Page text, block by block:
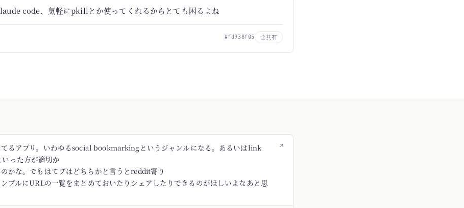
code、気軽にpkillとか使ってくれるからとても困るよね
#fd938f05 共有
↗
るアプリ。いわゆるsocial bookmarkingというジャンルになる。あるいはlink
った方が適切か
かな。でもはてブはどちらかと言うとreddit寄り
プルにURLの一覧をまとめておいたりシェアしたりできるのがほしいよなあと思